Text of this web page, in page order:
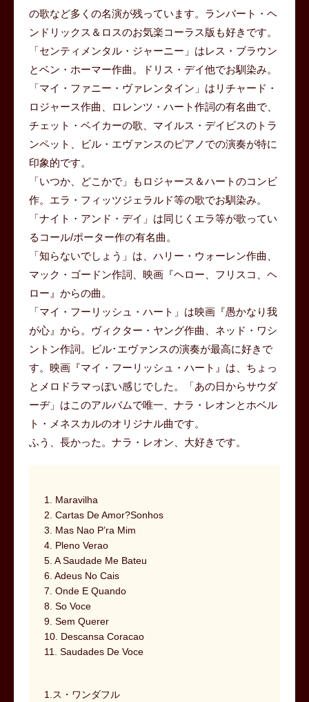
の歌など多くの名演が残っています。ランバート・ヘ
ンドリックス＆ロスのお気楽コーラス版も好きです。
「センティメンタル・ジャーニー」はレス・ブラウン
とベン・ホーマー作曲。ドリス・デイ他でお馴染み。
「マイ・ファニー・ヴァレンタイン」はリチャード・
ロジャース作曲、ロレンツ・ハート作詞の有名曲で、
チェット・ベイカーの歌、マイルス・デイビスのトラ
ンペット、ビル・エヴァンスのピアノでの演奏が特に
印象的です。
「いつか、どこかで」もロジャース＆ハートのコンビ
作。エラ・フィッツジェラルド等の歌でお馴染み。
「ナイト・アンド・デイ」は同じくエラ等が歌ってい
るコール/ポーター作の有名曲。
「知らないでしょう」は、ハリー・ウォーレン作曲、
マック・ゴードン作詞、映画『ヘロー、フリスコ、ヘ
ロー』からの曲。
「マイ・フーリッシュ・ハート」は映画『愚かなり我
が心』から。ヴィクター・ヤング作曲、ネッド・ワシ
ントン作詞。ビル･エヴァンスの演奏が最高に好きで
す。映画『マイ・フーリッシュ・ハート』は、ちょっ
とメロドラマっぽい感じでした。「あの日からサウダ
ーヂ」はこのアルバムで唯一、ナラ・レオンとホベル
ト・メネスカルのオリジナル曲です。
ふう、長かった。ナラ・レオン、大好きです。
1. Maravilha
2. Cartas De Amor?Sonhos
3. Mas Nao P’ra Mim
4. Pleno Verao
5. A Saudade Me Bateu
6. Adeus No Cais
7. Onde E Quando
8. So Voce
9. Sem Querer
10. Descansa Coracao
11. Saudades De Voce
1.ス・ワンダフル